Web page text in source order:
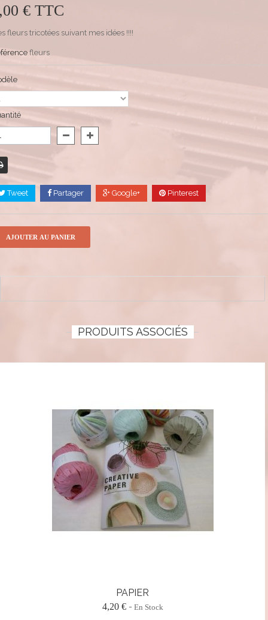
€ TTC
fleurs tricotées suivant mes idées !!!!
fleurs
Tweet Partager Google+ Pinterest
AJOUTER AU PANIER
PRODUITS ASSOCIÉS
PAPIER
4,20 € En Stock